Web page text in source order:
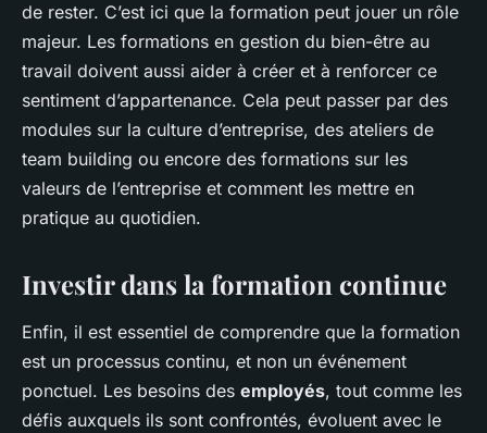
de rester. C’est ici que la formation peut jouer un rôle
majeur. Les formations en gestion du bien-être au
travail doivent aussi aider à créer et à renforcer ce
sentiment d’appartenance. Cela peut passer par des
modules sur la culture d’entreprise, des ateliers de
team building ou encore des formations sur les
valeurs de l’entreprise et comment les mettre en
pratique au quotidien.
Investir dans la formation continue
Enfin, il est essentiel de comprendre que la formation
est un processus continu, et non un événement
ponctuel. Les besoins des employés, tout comme les
défis auxquels ils sont confrontés, évoluent avec le